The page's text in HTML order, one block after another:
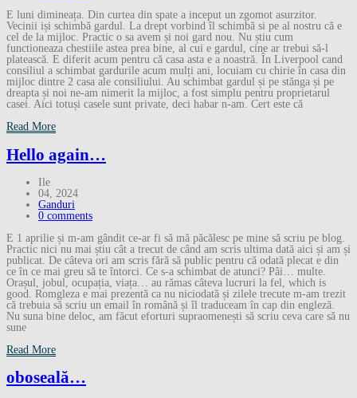
E luni dimineața. Din curtea din spate a inceput un zgomot asurzitor.
Vecinii iși schimbă gardul. La drept vorbind îl schimbă si pe al nostru că e
cel de la mijloc. Practic o sa avem și noi gard nou. Nu știu cum
functioneaza chestiile astea prea bine, al cui e gardul, cine ar trebui să-l
platească. E diferit acum pentru că casa asta e a noastră. În Liverpool cand
consiliul a schimbat gardurile acum mulți ani, locuiam cu chirie în casa din
mijloc dintre 2 casa ale consiliului. Au schimbat gardul și pe stănga și pe
dreapta și noi ne-am nimerit la mijloc, a fost simplu pentru proprietarul
casei. Aici totuși casele sunt private, deci habar n-am. Cert este că
Read More
Hello again…
Ile
04, 2024
Ganduri
0 comments
E 1 aprilie și m-am gândit ce-ar fi să mă păcălesc pe mine să scriu pe blog.
Practic nici nu mai știu cât a trecut de când am scris ultima dată aici și am și
publicat. De câteva ori am scris fără să public pentru că odată plecat e din
ce în ce mai greu să te întorci. Ce s-a schimbat de atunci? Pâi… multe.
Orașul, jobul, ocupația, viața… au rămas câteva lucruri la fel, which is
good. Romgleza e mai prezentă ca nu niciodată și zilele trecute m-am trezit
că trebuia să scriu un email în română și îl traduceam în cap din engleză.
Nu suna bine deloc, am făcut eforturi supraomenești să scriu ceva care să nu
sune
Read More
oboseală…